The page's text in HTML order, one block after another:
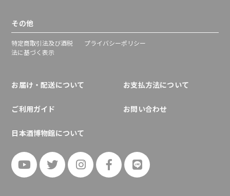
その他
特定商取引法及び酒税
法に基づく表示
プライバシーポリシー
お届け・配送について お支払方法について
ご利用ガイド お問い合わせ
日本酒博物館について